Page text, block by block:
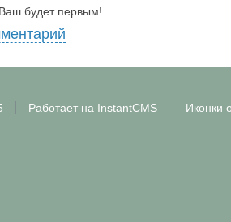
будет первым!
Работает на InstantCMS Иконки